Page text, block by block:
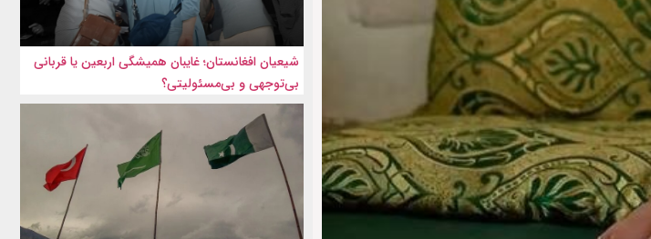
شیعیان افغانستان؛ غایبان همیشگی اربعین یا قربانی
بی‌توجهی و بی‌مسئولیتی؟